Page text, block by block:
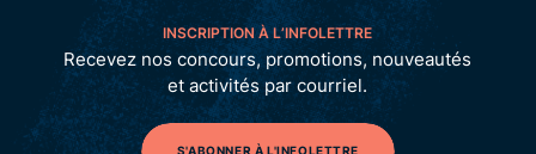
INSCRIPTION À L’INFOLETTRE
Recevez nos concours, promotions, nouveautés
et activités par courriel.
S'ABONNER À L'INFOLETTRE